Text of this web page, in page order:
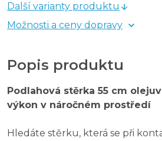
Další varianty produktu
Možnosti a ceny dopravy
Popis produktu
Podlahová stěrka 55 cm
výkon v náročném prostředí
Hledáte stěrku, která se při